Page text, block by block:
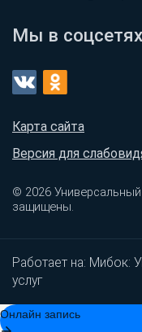
Мы в соцсетях
Карта сайта
Версия для
© 2026 Универсальный
защищены.
Работает на: Мибок:
услуг